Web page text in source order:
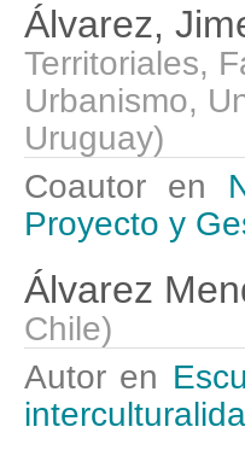
Álvarez,
Territoriales,
Urbanismo,
Uruguay)
Coautor en
Proyecto y
Álvarez
Chile)
Autor en